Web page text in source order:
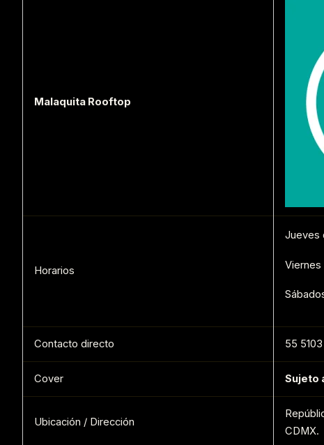
Malaquita Rooftop
Horarios
Jueves
Contacto directo 55
Cover Sujeto
Ubicación / Dirección
CDMX.